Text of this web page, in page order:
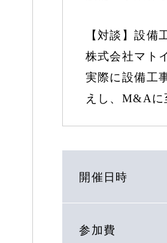
【対談】設
株式会社マト
実際に設備工
えし、M&Aに
開催日時
参加費